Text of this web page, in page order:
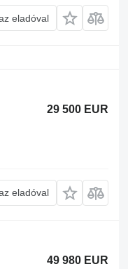
eladóval
29 500 EUR
eladóval
49 980 EUR